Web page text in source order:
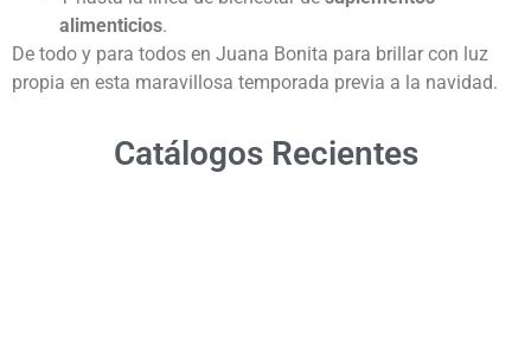
alimenticios.
De todo y para todos en Juana Bonita para brillar con luz
propia en esta maravillosa temporada previa a la navidad.
Catálogos Recientes